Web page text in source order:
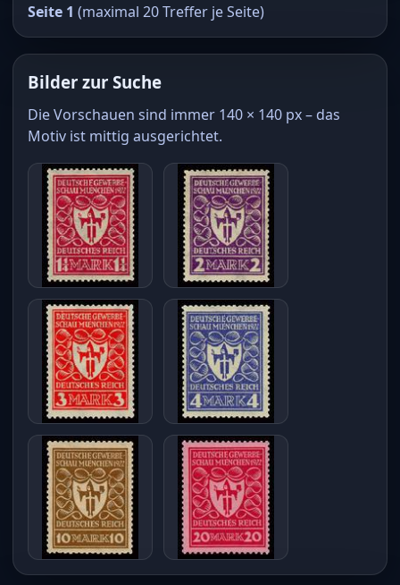
Seite 1 (maximal 20 Treffer je Seite)
Bilder zur Suche
Die Vorschauen sind immer 140 × 140 px – das
Motiv ist mittig ausgerichtet.